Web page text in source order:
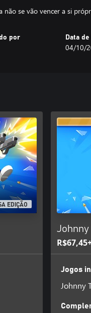
não se vão vencer a si
por Data
04/10/
EDIÇÃO
Jogos
Johnny